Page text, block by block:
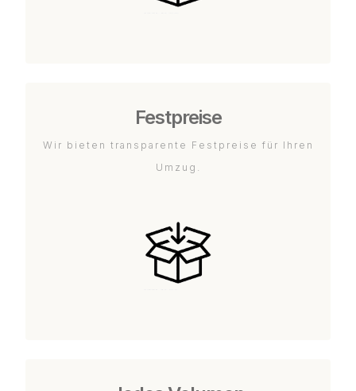
Festpreise
Wir bieten transparente Festpreise für Ihren
Umzug.